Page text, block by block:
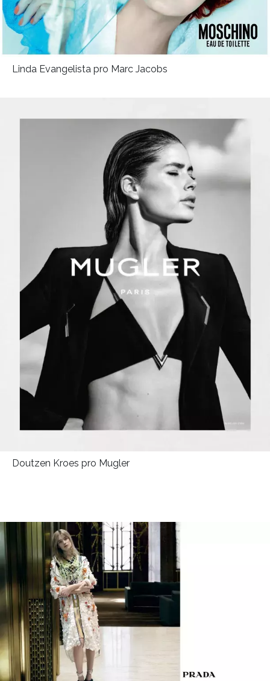
Linda Evangelista pro Marc Jacobs
Doutzen Kroes pro Mugler